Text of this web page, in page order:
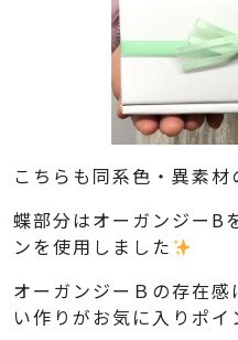
こちらも同系色・異素材
蝶部分はオーガンジーB
ンを使用しました
オーガンジーＢの存在
い作りがお気に入りポイ